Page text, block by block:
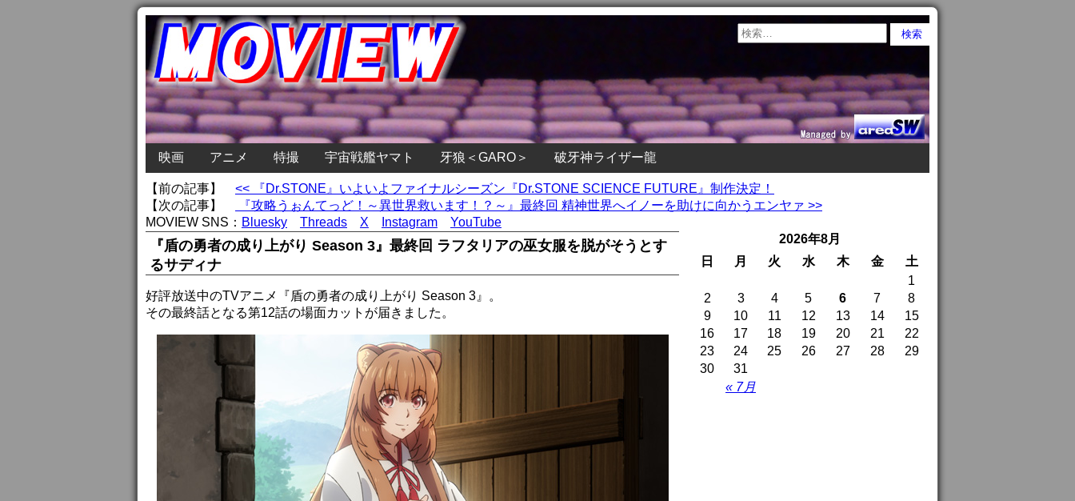
映画 アニメ 特撮 宇宙戦艦ヤマト 牙狼＜GARO＞ 破牙神ライザー龍
【前の記事】 << 『Dr.STONE』いよいよファイナルシーズン『Dr.STONE SCIENCE FUTURE』制作決定！
【次の記事】
『攻略うぉんてっど！～異世界救います！？～』最終回 精神世界へイノーを助けに向かうエンヤァ >>
MOVIEW SNS： Bluesky Threads X Instagram YouTube
『盾の勇者の成り上がり Season 3』最終回 ラフタリアの巫女服を脱がそうとす
るサディナ
好評放送中のTVアニメ『盾の勇者の成り上がり Season 3』。
その最終話となる第12話の場面カットが届きました。
2026年8月
日
月 火 水 木 金 土
« 7月
1
2
3 4 5 6 7
8
9
10 11 12 13 14
15
16
17 18 19 20 21
22
23
24 25 26 27 28
29
30
31